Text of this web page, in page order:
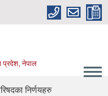
प्रदेश, नेपाल
निर्णयहरु